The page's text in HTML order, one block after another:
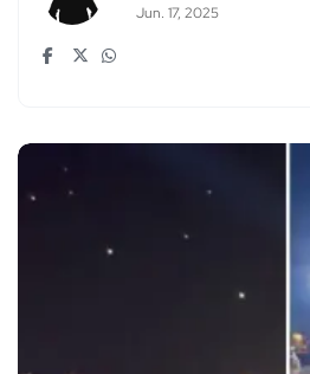
Jun. 17, 2025